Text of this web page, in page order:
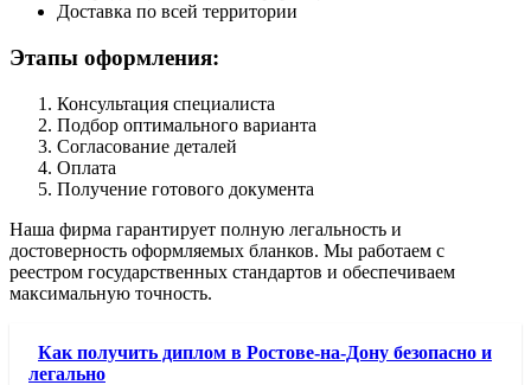
Доставка по всей территории
Этапы оформления:
Консультация специалиста
Подбор оптимального варианта
Согласование деталей
Оплата
Получение готового документа
Наша фирма гарантирует полную легальность и
достоверность оформляемых бланков. Мы работаем с
реестром государственных стандартов и обеспечиваем
максимальную точность.
Как получить диплом в Ростове-на-Дону безопасно и
легально